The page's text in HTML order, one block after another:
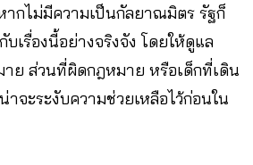
กไม่มีความเป็นกัลยาณมิตร รัฐก็
บเรื่องนี้อย่างจริงจัง โดยให้ดูแล
ย ส่วนที่ผิดกฎหมาย หรือเด็กที่เดิน
จะระงับความช่วยเหลือไว้ก่อนใน